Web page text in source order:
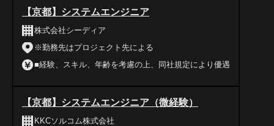
【京都】システムエンジニア
株式会社シーディア
※勤務先はプロジェクト先による
■経験、スキル、年齢を考慮の上、同社規定により優遇
【京都】システムエンジニア（微経験）
KKCソルコム株式会社